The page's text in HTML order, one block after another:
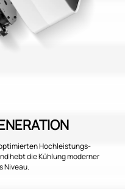
Hochleistungs-
hebt die Kühlung moderner
Niveau.